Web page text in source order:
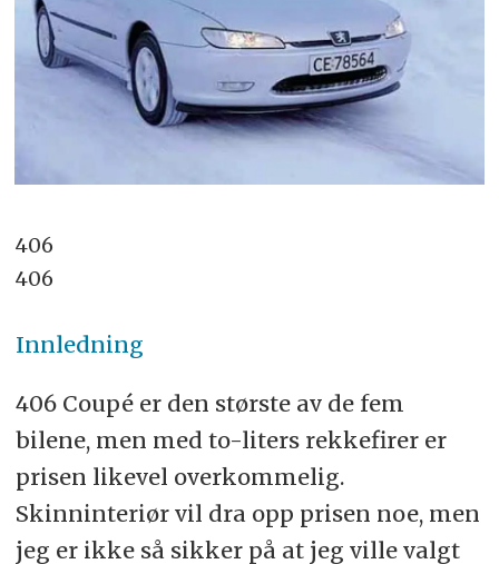
406
406
Innledning
406 Coupé er den største av de fem
bilene, men med to-liters rekkefirer er
prisen likevel overkommelig.
Skinninteriør vil dra opp prisen noe, men
jeg er ikke så sikker på at jeg ville valgt